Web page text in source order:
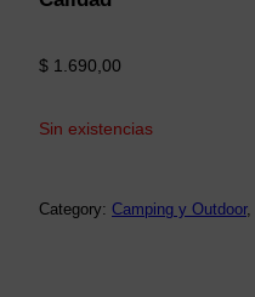
$ 1.690,00
Sin existencias
Category: Camping y Outdoor,